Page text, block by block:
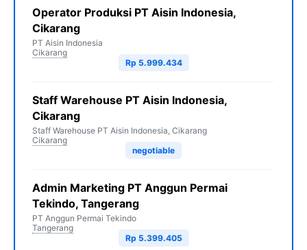
Operator Produksi PT Aisin Indonesia,
Cikarang
PT Aisin Indonesia
Cikarang
Rp 5.999.434
Staff Warehouse PT Aisin Indonesia,
Cikarang
Staff Warehouse PT Aisin Indonesia, Cikarang
Cikarang
negotiable
Admin Marketing PT Anggun Permai
Tekindo, Tangerang
PT Anggun Permai Tekindo
Tangerang
Rp 5.399.405